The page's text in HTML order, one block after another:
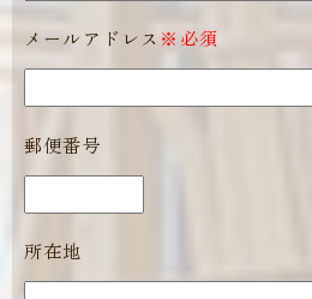
メールアドレス ※必須
郵便番号
所在地